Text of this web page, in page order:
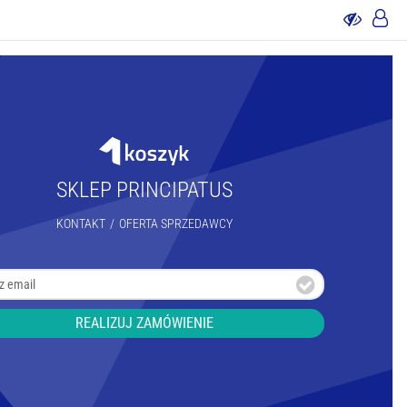
SKLEP PRINCIPATUS
KONTAKT / OFERTA SPRZEDAWCY
REALIZUJ ZAMÓWIENIE